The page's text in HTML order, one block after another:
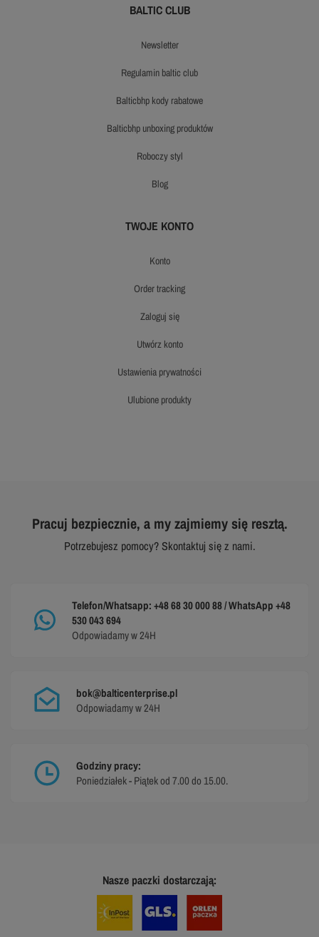
BALTIC CLUB
newsletter
regulamin baltic club
balticbhp kody rabatowe
balticbhp unboxing produktów
roboczy styl
blog
TWOJE KONTO
konto
order tracking
zaloguj się
utwórz konto
ustawienia prywatności
ulubione produkty
Pracuj bezpiecznie, a my zajmiemy się resztą.
Potrzebujesz pomocy? Skontaktuj się z nami.
Telefon/Whatsapp: +48 68 30 000 88 / WhatsApp +48
530 043 694
Odpowiadamy w 24H
bok@balticenterprise.pl
Odpowiadamy w 24H
Godziny pracy:
Poniedziałek - Piątek od 7.00 do 15.00.
Nasze paczki dostarczają: